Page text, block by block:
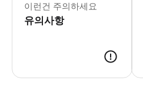
이런건 주의하세요
유의사항